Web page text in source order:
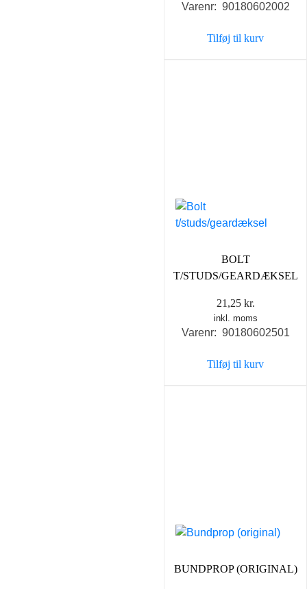
Varenr: 90180602002
Tilføj til kurv
BOLT
T/STUDS/GEARDÆKSEL
21,25 kr.
inkl. moms
Varenr: 90180602501
Tilføj til kurv
BUNDPROP (ORIGINAL)